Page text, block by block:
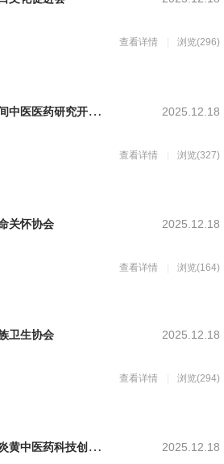
查看详情 浏览(296)
中
国民间中医医药研究开发协会
2025.12.18
查看详情 浏览(327)
关怀协会
2025.12.18
查看详情 浏览(164)
卫生协会
2025.12.18
查看详情 浏览(294)
中
关村炎黄中医药科技创新联盟
2025.12.18